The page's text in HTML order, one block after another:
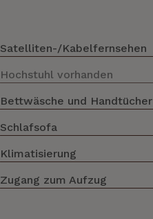
Satelliten-/Kabelfernsehen
Hochstuhl vorhanden
Bettwäsche und Handtücher
Schlafsofa
Klimatisierung
Zugang zum Aufzug